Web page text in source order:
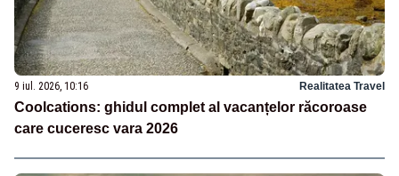
9 iul. 2026, 10:16 Realitatea Travel
Coolcations: ghidul complet al vacanțelor răcoroase
care cuceresc vara 2026